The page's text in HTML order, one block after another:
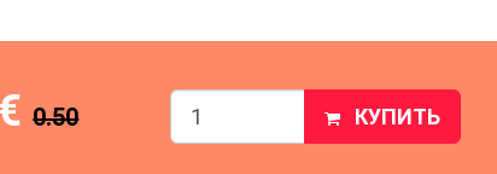
0.50 КУПИТЬ